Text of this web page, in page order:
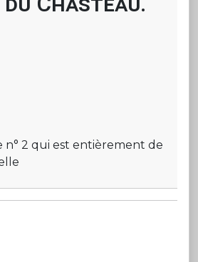
n° 2 qui est entièrement de